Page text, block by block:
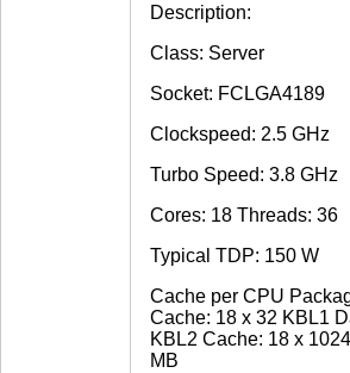
Description:
Class: Server
Socket: FCLGA4189
Clockspeed: 2.5 GHz
Turbo Speed: 3.8 GHz
Cores: 18 Threads: 36
Typical TDP: 150 W
Cache per CPU
Cache: 18 x 32 KBL1
KBL2 Cache: 18 x
MB